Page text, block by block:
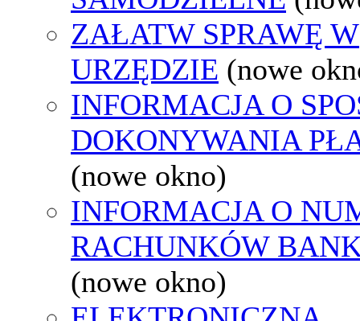
ZAŁATW SPRAWĘ W
URZĘDZIE (nowe
INFORMACJA O
DOKONYWANIA
(nowe okno)
INFORMACJA O
RACHUNKÓW
(nowe okno)